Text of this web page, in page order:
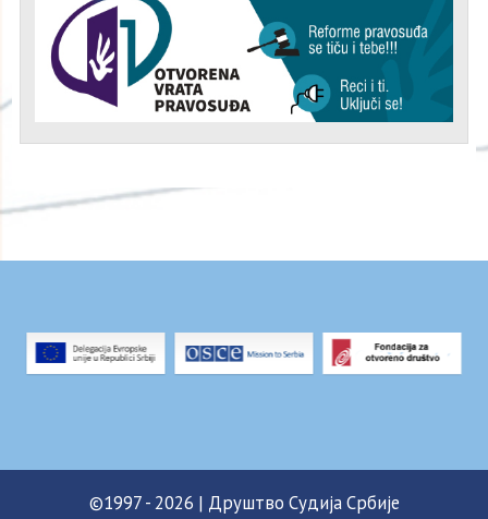
©1997 - 2026 | Друштво Судија Србије